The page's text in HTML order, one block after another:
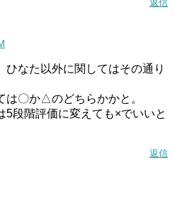
返信
ひなた以外に関してはその通り
は〇か△のどちらかかと。
5段階評価に変えても×でいいと
返信